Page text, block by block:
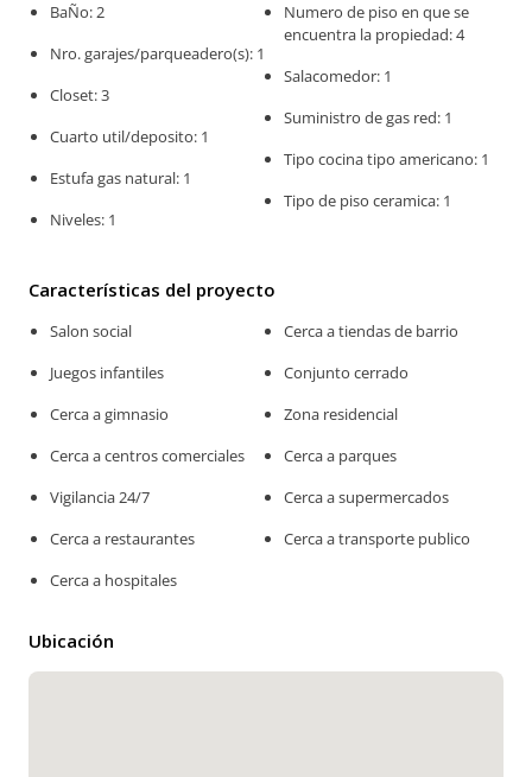
BaÑo: 2
Nro. garajes/parqueadero(s): 1
Closet: 3
Cuarto util/deposito: 1
Estufa gas natural: 1
Niveles: 1
Numero de piso en que se
encuentra la propiedad: 4
Salacomedor: 1
Suministro de gas red: 1
Tipo cocina tipo americano: 1
Tipo de piso ceramica: 1
Características del proyecto
Salon social
Juegos infantiles
Cerca a gimnasio
Cerca a centros comerciales
Vigilancia 24/7
Cerca a restaurantes
Cerca a hospitales
Cerca a tiendas de barrio
Conjunto cerrado
Zona residencial
Cerca a parques
Cerca a supermercados
Cerca a transporte publico
Ubicación